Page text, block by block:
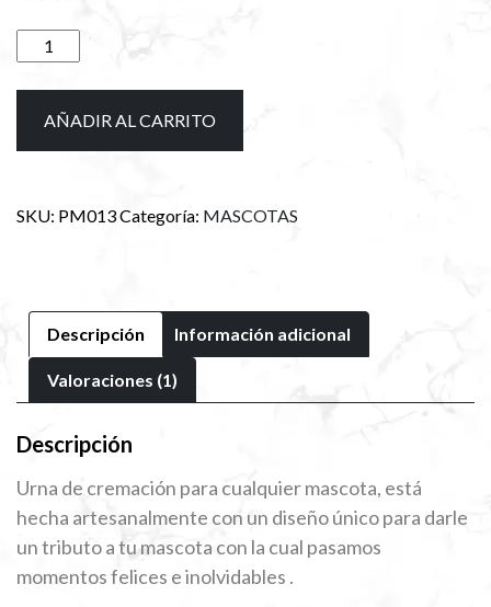
Urna
en
forma
cantidad
AÑADIR AL CARRITO
SKU: PM013Categoría: MASCOTAS
Descripción Información adicional
Valoraciones (1)
Descripción
Urna de cremación para cualquier mascota, está
hecha artesanalmente con un diseño único para darle
un tributo a tu mascota con la cual pasamos
momentos felices e inolvidables .